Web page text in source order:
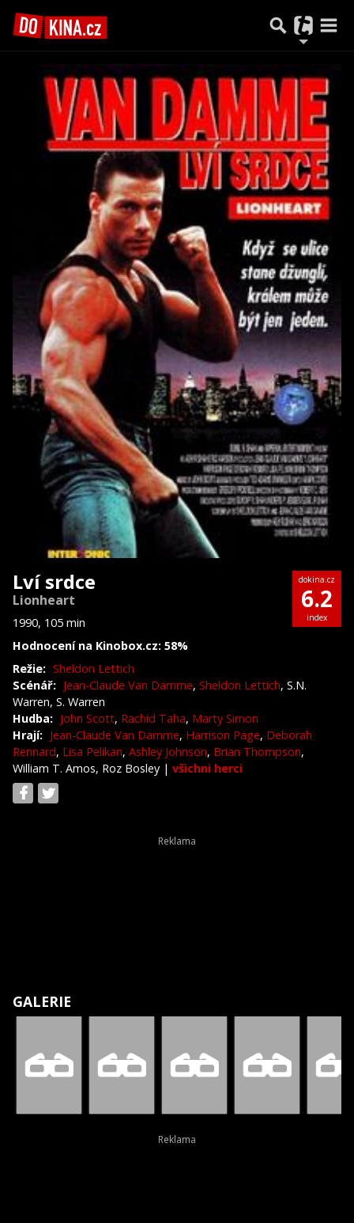
Lví srdce
Lionheart
1990, 105 min
Hodnocení na Kinobox.cz: 58%
dokina.cz
6.2
index
Režie: Sheldon Lettich
Scénář: Jean-Claude Van Damme, Sheldon Lettich, S.N.
Warren, S. Warren
Hudba: John Scott, Rachid Taha, Marty Simon
Hrají: Jean-Claude Van Damme, Harrison Page, Deborah
Rennard, Lisa Pelikan, Ashley Johnson, Brian Thompson,
William T. Amos, Roz Bosley | všichni herci
GALERIE